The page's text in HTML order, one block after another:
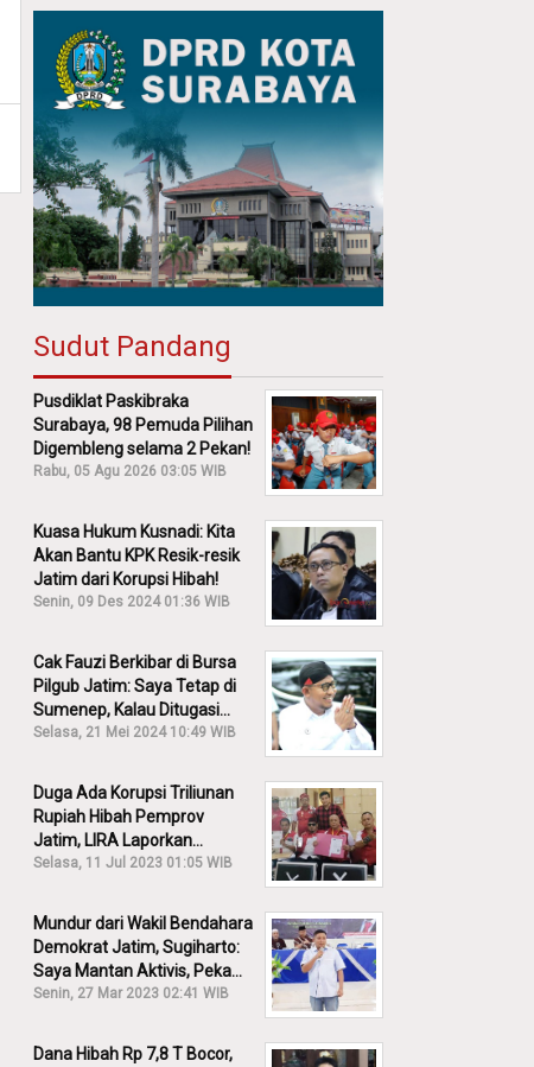
Sudut Pandang
Pusdiklat Paskibraka
Surabaya, 98 Pemuda Pilihan
Digembleng selama 2 Pekan!
Rabu, 05 Agu 2026 03:05 WIB
Kuasa Hukum Kusnadi: Kita
Akan Bantu KPK Resik-resik
Jatim dari Korupsi Hibah!
Senin, 09 Des 2024 01:36 WIB
Cak Fauzi Berkibar di Bursa
Pilgub Jatim: Saya Tetap di
Sumenep, Kalau Ditugasi
Partai Lain Cerita!
Selasa, 21 Mei 2024 10:49 WIB
Duga Ada Korupsi Triliunan
Rupiah Hibah Pemprov
Jatim, LIRA Laporkan
Khofifah ke KPK: Dia Harus
Selasa, 11 Jul 2023 01:05 WIB
Mundur dari Wakil Bendahara
Demokrat Jatim, Sugiharto:
Saya Mantan Aktivis, Peka
Sekali Kalau Ada yang
Senin, 27 Mar 2023 02:41 WIB
Dana Hibah Rp 7,8 T Bocor,